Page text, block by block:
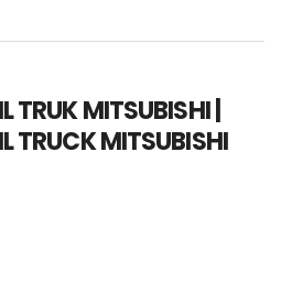
TRUK MITSUBISHI |
TRUCK MITSUBISHI